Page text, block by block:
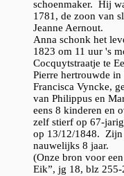
schoenmaker. Hij
1781, de zoon van
Jeanne Aernout.
Anna schonk het
1823 om 11 uur 's
Cocquytstraatje te
Pierre hertrouwde
Francisca Vyncke,
van Philippus en
eens 8 kinderen en
zelf stierf op 67-
op 13/12/1848. Zijn
nauwelijks 8 jaar.
(Onze bron voor
Eik”, jg 18, blz 255-